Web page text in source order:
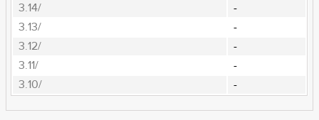
3.14/
-
3.13/
-
3.12/
-
3.11/
-
3.10/
-